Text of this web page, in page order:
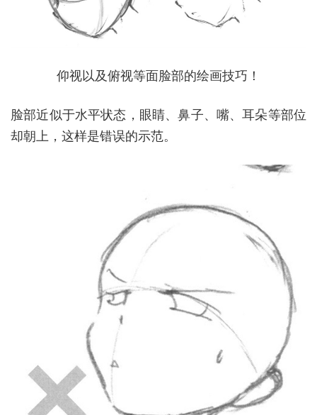
仰视以及俯视等面脸部的绘画技巧！
脸部近似于水平状态，眼睛、鼻子、嘴、耳朵等部位
却朝上，这样是错误的示范。